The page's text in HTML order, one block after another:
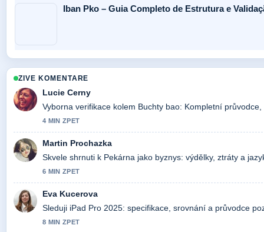
Iban Pko – Guia Completo de Estrutura e
ZIVE KOMENTARE
Lucie Cerny
Vyborna verifikace kolem Buchty bao: Kompletní
4 MIN ZPET
Martin Prochazka
Skvele shrnuti k Pekárna jako byznys: výdělky, ztráty a
6 MIN ZPET
Eva Kucerova
Sleduji iPad Pro 2025: specifikace, srovnání a průvodce
8 MIN ZPET